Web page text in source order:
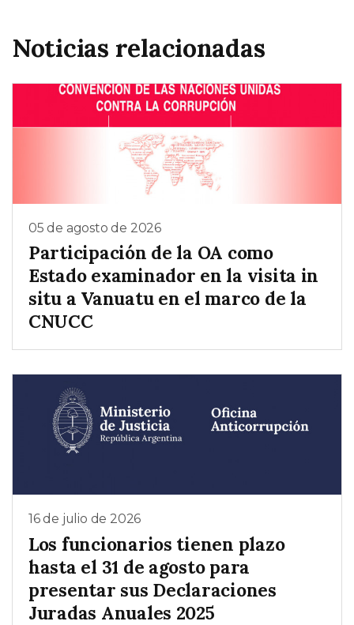
Noticias relacionadas
05 de agosto de 2026
Participación de la OA como
Estado examinador en la visita in
situ a Vanuatu en el marco de la
CNUCC
16 de julio de 2026
Los funcionarios tienen plazo
hasta el 31 de agosto para
presentar sus Declaraciones
Juradas Anuales 2025